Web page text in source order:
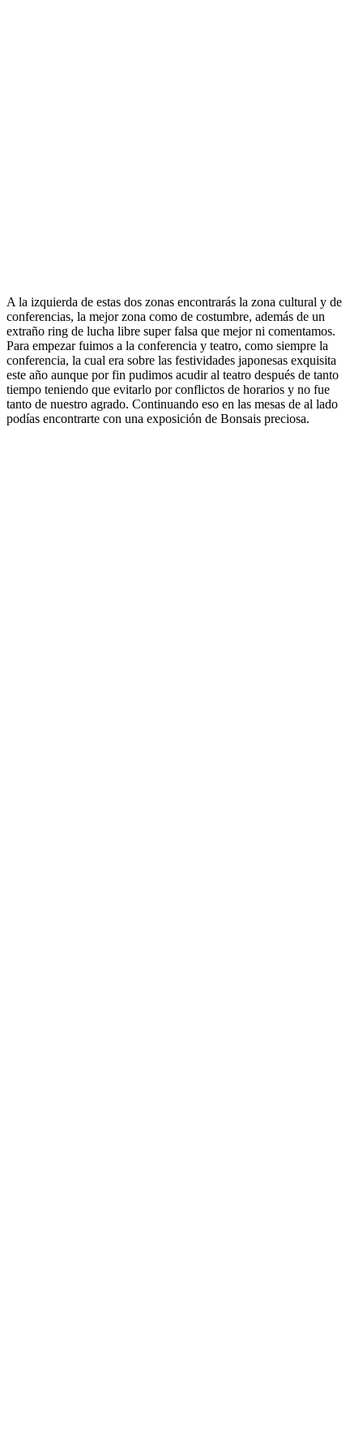
A la izquierda de estas dos zonas encontrarás la zona cultural y de
conferencias, la mejor zona como de costumbre, además de un
extraño ring de lucha libre super falsa que mejor ni comentamos.
Para empezar fuimos a la conferencia y teatro, como siempre la
conferencia, la cual era sobre las festividades japonesas exquisita
este año aunque por fin pudimos acudir al teatro después de tanto
tiempo teniendo que evitarlo por conflictos de horarios y no fue
tanto de nuestro agrado. Continuando eso en las mesas de al lado
podías encontrarte con una exposición de Bonsais preciosa.